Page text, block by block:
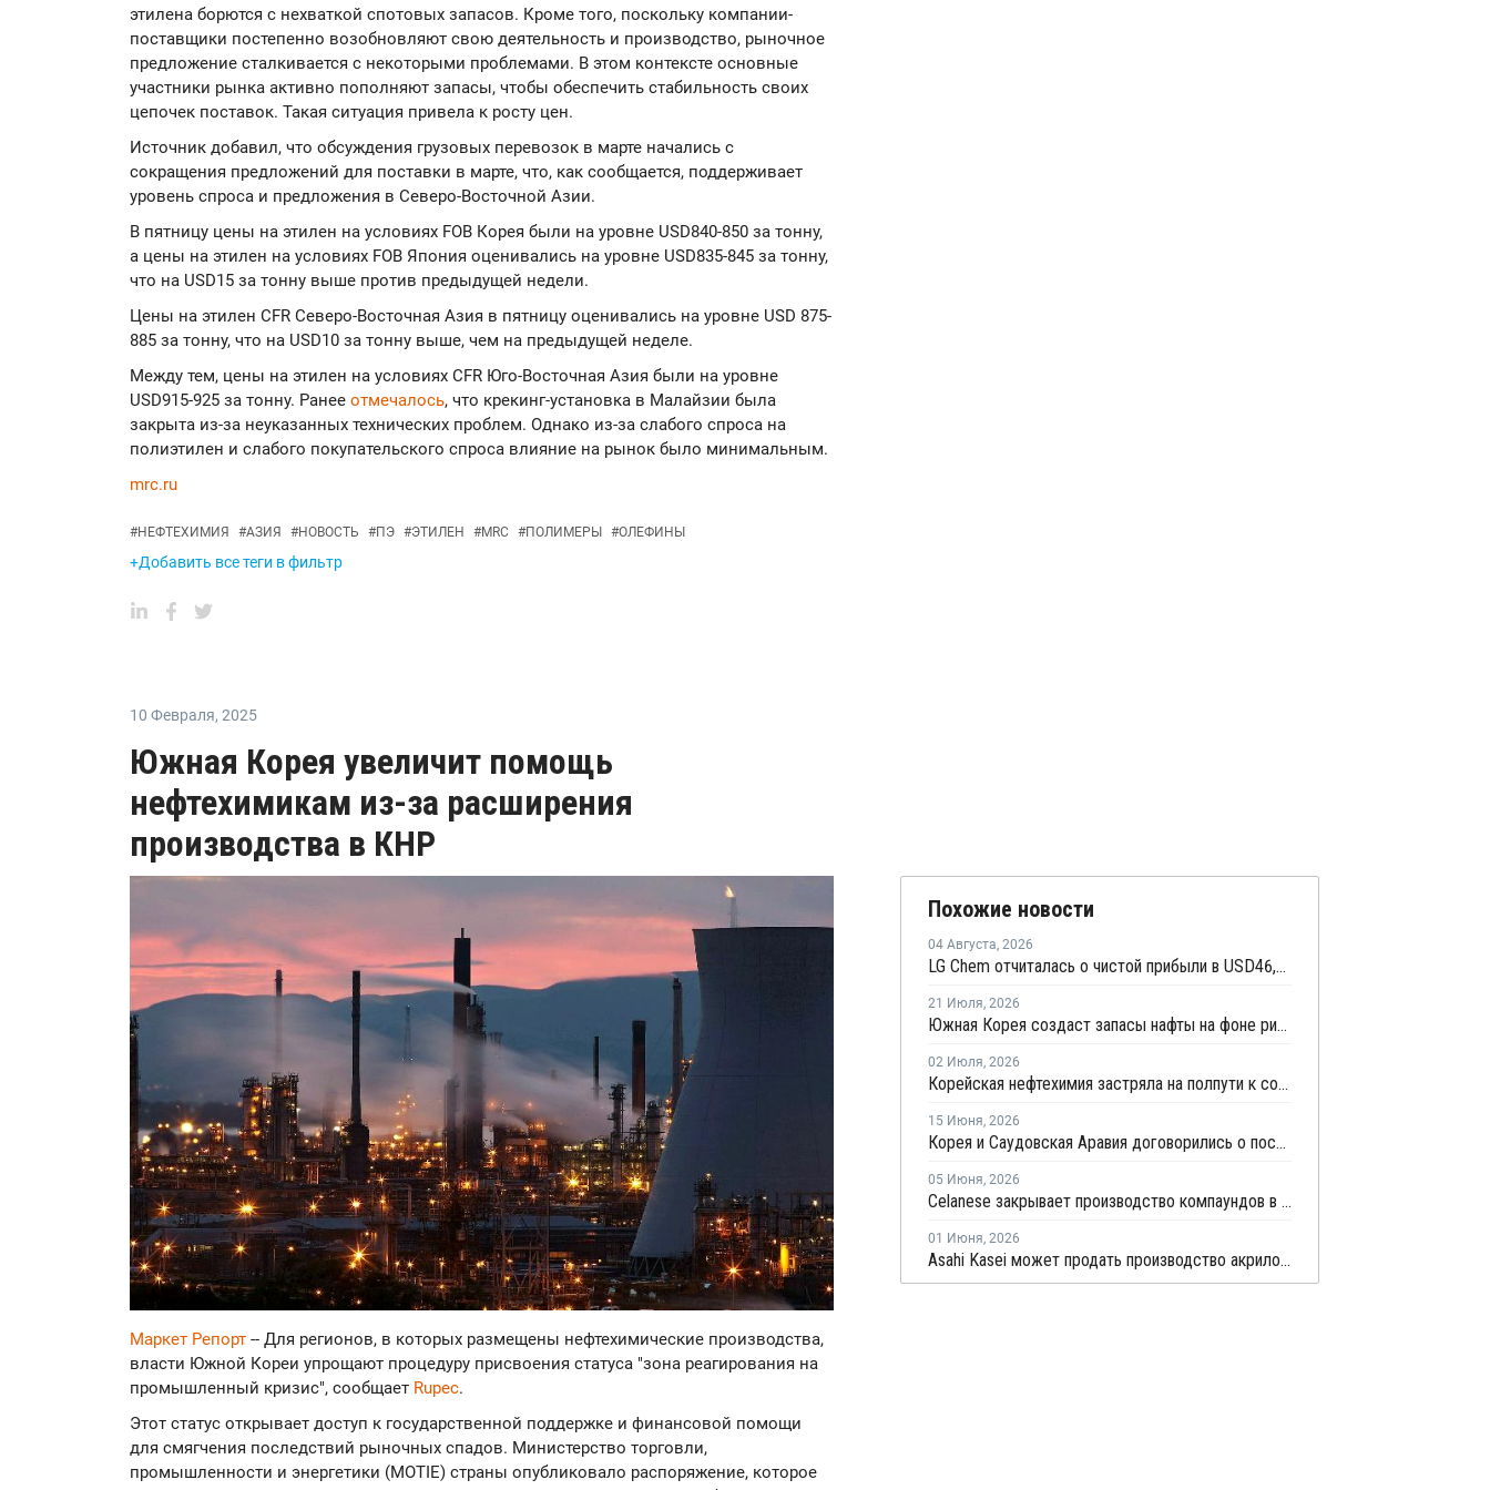
этилена борются с нехваткой спотовых запасов. Кроме того, поскольку компании-
поставщики постепенно возобновляют свою деятельность и производство, рыночное
предложение сталкивается с некоторыми проблемами. В этом контексте основные
участники рынка активно пополняют запасы, чтобы обеспечить стабильность своих
цепочек поставок. Такая ситуация привела к росту цен.
Источник добавил, что обсуждения грузовых перевозок в марте начались с
сокращения предложений для поставки в марте, что, как сообщается, поддерживает
уровень спроса и предложения в Северо-Восточной Азии.
В пятницу цены на этилен на условиях FOB Корея были на уровне USD840-850 за тонну,
а цены на этилен на условиях FOB Япония оценивались на уровне USD835-845 за тонну,
что на USD15 за тонну выше против предыдущей недели.
Цены на этилен CFR Северо-Восточная Азия в пятницу оценивались на уровне USD 875-
885 за тонну, что на USD10 за тонну выше, чем на предыдущей неделе.
Между тем, цены на этилен на условиях CFR Юго-Восточная Азия были на уровне
USD915-925 за тонну. Ранее отмечалось, что крекинг-установка в Малайзии была
закрыта из-за неуказанных технических проблем. Однако из-за слабого спроса на
полиэтилен и слабого покупательского спроса влияние на рынок было минимальным.
mrc.ru
#НЕФТЕХИМИЯ #АЗИЯ #НОВОСТЬ #ПЭ #ЭТИЛЕН #MRC #ПОЛИМЕРЫ #ОЛЕФИНЫ
+Добавить все теги в фильтр
10 Февраля, 2025
Южная Корея увеличит помощь
нефтехимикам из-за расширения
производства в КНР
Маркет Репорт -- Для регионов, в которых размещены нефтехимические производства,
власти Южной Кореи упрощают процедуру присвоения статуса "зона реагирования на
промышленный кризис", сообщает Rupec.
Этот статус открывает доступ к государственной поддержке и финансовой помощи
для смягчения последствий рыночных спадов. Министерство торговли,
промышленности и энергетики (MOTIE) страны опубликовало распоряжение, которое
Похожие новости
04 Августа, 2026
LG Chem отчиталась о чистой прибыли в USD46,9 млн по итогам второго квартала 2026 года
21 Июля, 2026
Южная Корея создаст запасы нафты на фоне рисков, связанных с поставками с Ближнего Востока
02 Июля, 2026
Корейская нефтехимия застряла на полпути к сокращению мощностей
15 Июня, 2026
Корея и Саудовская Аравия договорились о поставках нафты до конца 2026 года
05 Июня, 2026
Celanese закрывает производство компаундов в Ульсане
01 Июня, 2026
Asahi Kasei может продать производство акрилонитрила в Южной Корее